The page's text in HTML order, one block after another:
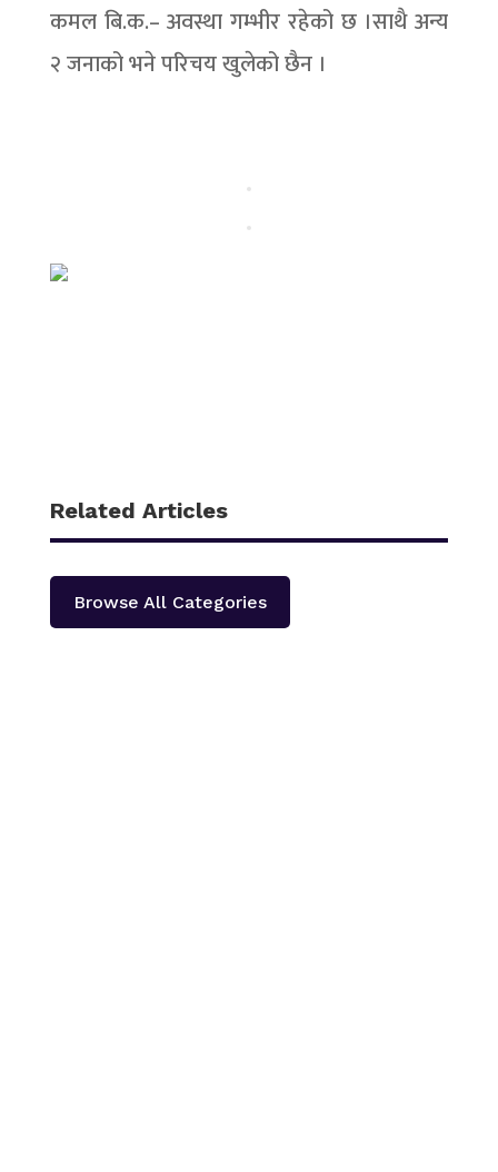
कमल बि.क.– अवस्था गम्भीर रहेको छ ।साथै अन्य
२ जनाको भने परिचय खुलेको छैन ।
Related Articles
Browse All Categories